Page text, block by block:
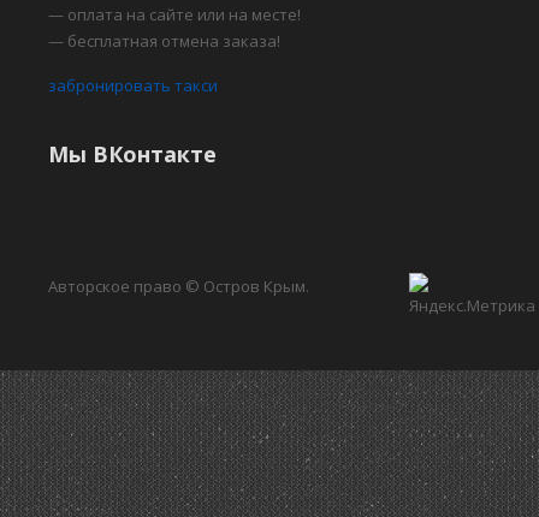
— оплата на сайте или на месте!
— бесплатная отмена заказа!
забронировать такси
Мы ВКонтакте
Авторское право © Остров Крым.